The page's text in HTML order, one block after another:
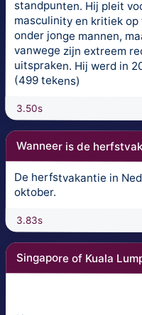
standpunten. Hij pleit
masculinity en kritiek
onder jonge mannen,
vanwege zijn extreem
uitspraken. Hij werd in
(499 tekens)
3.50s
Wanneer is de
De herfstvakantie in
oktober.
3.83s
Singapore of Kuala